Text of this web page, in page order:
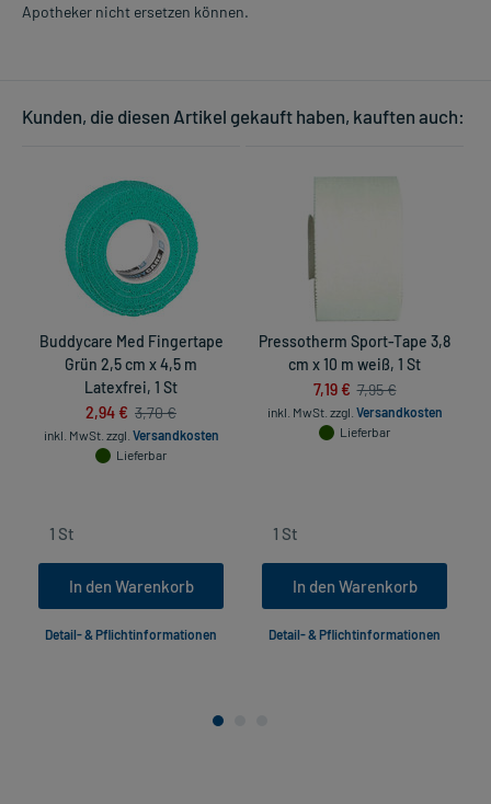
Apotheker nicht ersetzen können.
Kunden, die diesen Artikel gekauft haben, kauften auch:
Buddycare Med Fingertape
Grün 2,5 cm x 4,5 m
Latexfrei, 1 St
2,94 € 3,70 €
inkl. MwSt. zzgl. Versandkosten
Lieferbar
In den Warenkorb
Detail- & Pflichtinformationen
Pressotherm Sport-Tape 3,8
cm x 10 m weiß, 1 St
7,19 € 7,95 €
inkl. MwSt. zzgl. Versandkosten
Lieferbar
In den Warenkorb
Detail- & Pflichtinformationen